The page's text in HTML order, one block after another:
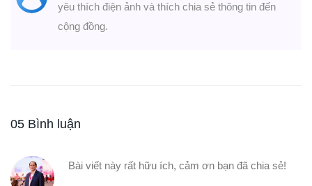
yêu thích điện ảnh và thích chia sẻ thông tin đến
cộng đồng.
05 Bình luận
Bài viết này rất hữu ích, cảm ơn bạn đã chia sẻ!